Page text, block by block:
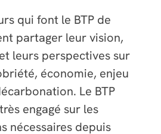
qui font le BTP de
partager leur vision,
leurs perspectives sur
économie, enjeu
Le BTP
engagé sur les
nécessaires depuis